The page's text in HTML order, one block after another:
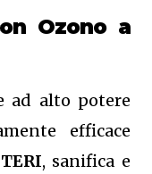
Ozono a
ad alto potere
efficace
, sanifica e